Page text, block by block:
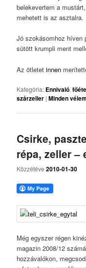
belekevertem a
mehetett is az asztalra.
Jó szokásomhoz híven
sütött krumpli ment
Az ötletetinnen
Kategória: Ennivaló,
szárzeller |Minden
Csirke,
répa, zeller –
Közzétéve2010-01-30
Még egyszer régen
magazin 2008/12
hozzávalókon,